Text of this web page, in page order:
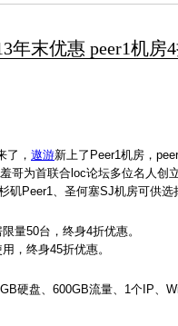
年末优惠 peer1机房
了， 遨游新上了Peer1机房，
哥为首联合loc论坛多位名人创
矶Peer1、圣何塞SJ机房可供
量50台，终身4折优惠。
，终身45折优惠。
硬盘、600GB流量、1个IP、